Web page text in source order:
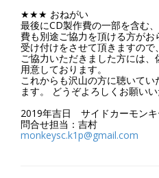
★★★ おねがい
最後にCD製作費の一部を含む
費も別途ご協力を頂ける方が
受け付けをさせて頂きますので
ご協力いただきました方には
用意しております。
これからも沢山の方に聴いて
ます。 どうぞよろしくお願いい
2019年吉日 サイドカーモンキ
問合せ担当：吉村
monkeysc.k1p@gmail.com